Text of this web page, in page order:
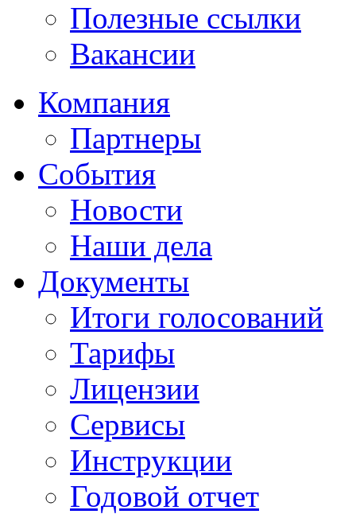
Полезные ссылки
Вакансии
Компания
Партнеры
События
Новости
Наши дела
Документы
Итоги голосований
Тарифы
Лицензии
Сервисы
Инструкции
Годовой отчет